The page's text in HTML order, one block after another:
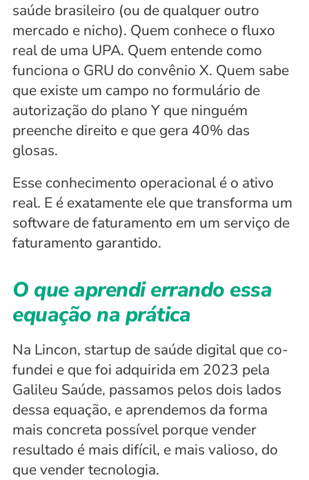
saúde brasileiro (ou de qualquer outro
mercado e nicho). Quem conhece o fluxo
real de uma UPA. Quem entende como
funciona o GRU do convênio X. Quem sabe
que existe um campo no formulário de
autorização do plano Y que ninguém
preenche direito e que gera 40% das
glosas.
Esse conhecimento operacional é o ativo
real. E é exatamente ele que transforma um
software de faturamento em um serviço de
faturamento garantido.
O que aprendi errando essa
equação na prática
Na Lincon, startup de saúde digital que co-
fundei e que foi adquirida em 2023 pela
Galileu Saúde, passamos pelos dois lados
dessa equação, e aprendemos da forma
mais concreta possível porque vender
resultado é mais difícil, e mais valioso, do
que vender tecnologia.